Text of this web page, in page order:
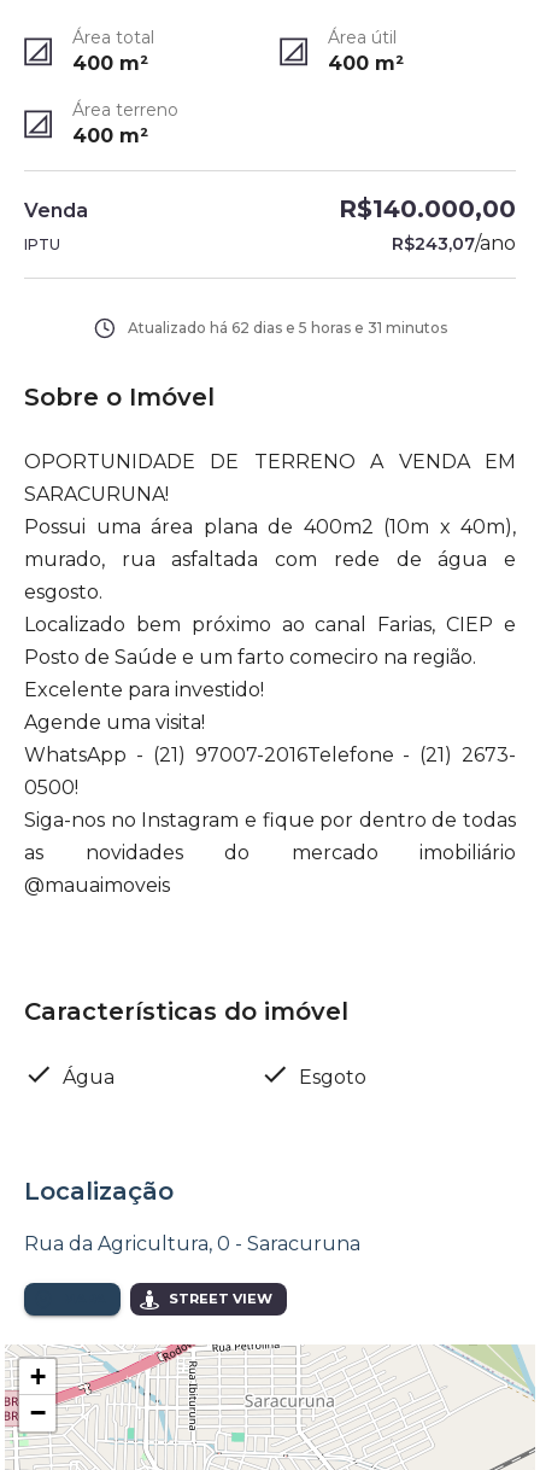
Área total
400 m²
Área útil
400 m²
Área terreno
400 m²
Venda R$140.000,00
IPTU R$243,07/ano
Atualizado há 62 dias e 5 horas e 31 minutos
Sobre o Imóvel
OPORTUNIDADE DE TERRENO A VENDA EM
SARACURUNA!
Possui uma área plana de 400m2 (10m x 40m),
murado, rua asfaltada com rede de água e
esgosto.
Localizado bem próximo ao canal Farias, CIEP e
Posto de Saúde e um farto comeciro na região.
Excelente para investido!
Agende uma visita!
WhatsApp - (21) 97007-2016Telefone - (21) 2673-
0500!
Siga-nos no Instagram e fique por dentro de todas
as novidades do mercado imobiliário
@mauaimoveis
Características do imóvel
Água Esgoto
Localização
Rua da Agricultura, 0 - Saracuruna
STREET VIEW
+
−